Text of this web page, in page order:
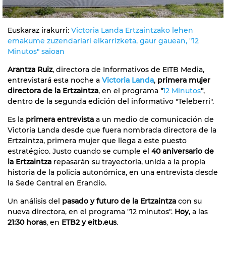
Euskaraz irakurri: Victoria Landa Ertzaintzako lehen
emakume zuzendariari elkarrizketa, gaur gauean, "12
Minutos" saioan
Arantza Ruiz, directora de Informativos de EITB Media,
entrevistará esta noche a Victoria Landa, primera mujer
directora de la Ertzaintza, en el programa "12 Minutos",
dentro de la segunda edición del informativo "Teleberri".
Es la primera entrevista a un medio de comunicación de
Victoria Landa desde que fuera nombrada directora de la
Ertzaintza, primera mujer que llega a este puesto
estratégico. Justo cuando se cumple el 40 aniversario de
la Ertzaintza repasarán su trayectoria, unida a la propia
historia de la policía autonómica, en una entrevista desde
la Sede Central en Erandio.
Un análisis del pasado y futuro de la Ertzaintza con su
nueva directora, en el programa "12 minutos". Hoy, a las
21:30 horas, en ETB2 y eitb.eus.